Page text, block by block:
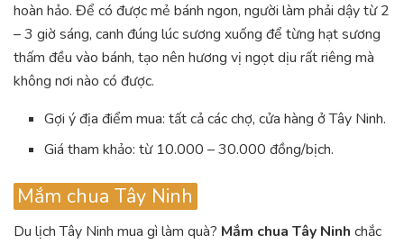
hoàn hảo. Để có được mẻ bánh ngon, người làm phải dậy từ 2
– 3 giờ sáng, canh đúng lúc sương xuống để từng hạt sương
thấm đều vào bánh, tạo nên hương vị ngọt dịu rất riêng mà
không nơi nào có được.
Gợi ý địa điểm mua: tất cả các chợ, cửa hàng ở Tây Ninh.
Giá tham khảo: từ 10.000 – 30.000 đồng/bịch.
Mắm chua Tây Ninh
Du lịch Tây Ninh mua gì làm quà? Mắm chua Tây Ninh chắc